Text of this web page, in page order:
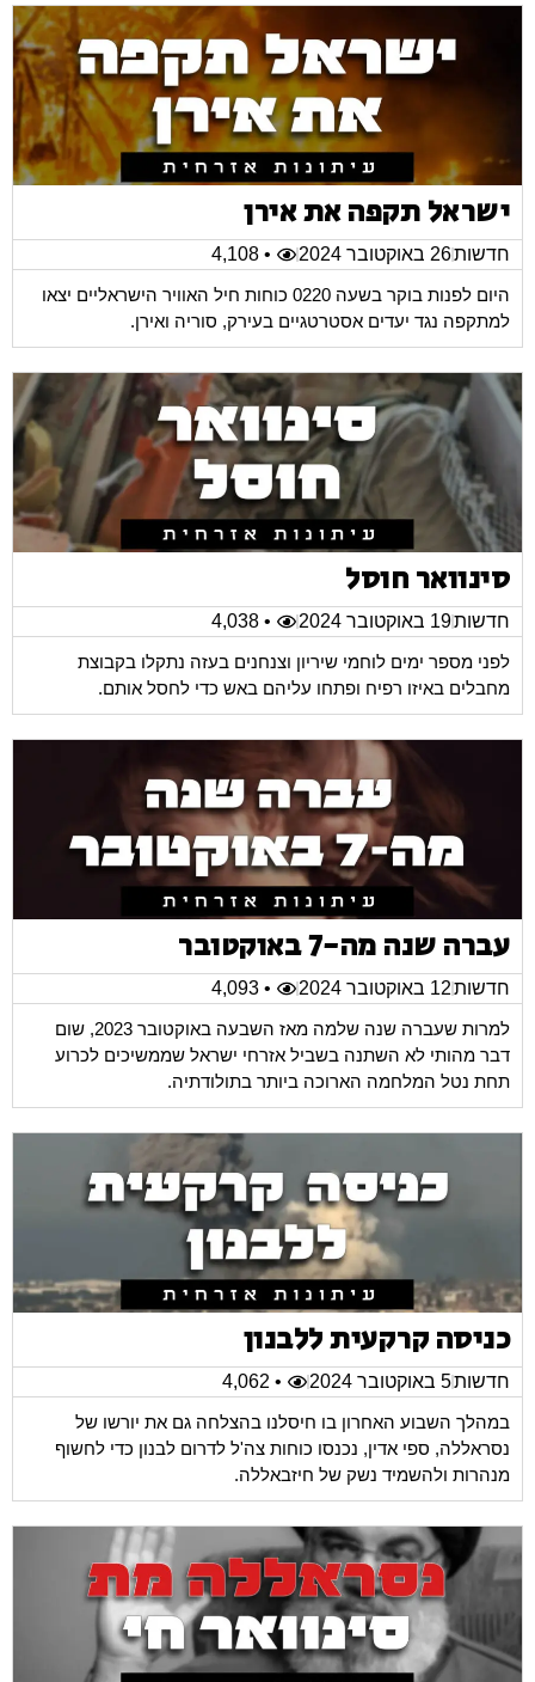
ישראל תקפה את אירן
חדשות26 באוקטובר 2024
• 4,108
היום לפנות בוקר בשעה 0220 כוחות חיל האוויר הישראליים יצאו
למתקפה נגד יעדים אסטרטגיים בעירק, סוריה ואירן.
סינוואר חוסל
חדשות19 באוקטובר 2024
• 4,038
לפני מספר ימים לוחמי שיריון וצנחנים בעזה נתקלו בקבוצת
מחבלים באיזו רפיח ופתחו עליהם באש כדי לחסל אותם.
עברה שנה מה-7 באוקטובר
חדשות12 באוקטובר 2024
• 4,093
למרות שעברה שנה שלמה מאז השבעה באוקטובר 2023, שום
דבר מהותי לא השתנה בשביל אזרחי ישראל שממשיכים לכרוע
תחת נטל המלחמה הארוכה ביותר בתולודתיה.
כניסה קרקעית ללבנון
חדשות5 באוקטובר 2024
• 4,062
במהלך השבוע האחרון בו חיסלנו בהצלחה גם את יורשו של
נסראללה, ספי אדין, נכנסו כוחות צה'ל לדרום לבנון כדי לחשוף
מנהרות ולהשמיד נשק של חיזבאללה.